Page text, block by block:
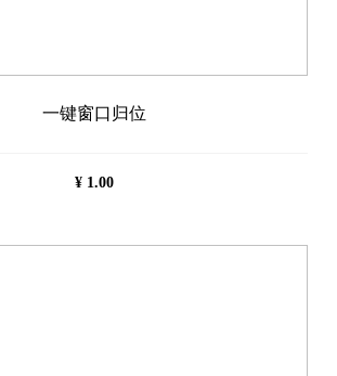
一键窗口归位
¥1.00